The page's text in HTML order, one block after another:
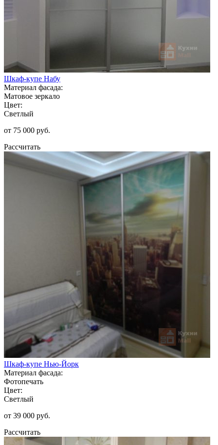
Шкаф-купе Набу
Материал фасада:
Матовое зеркало
Цвет:
Светлый
от 75 000 руб.
Рассчитать
Шкаф-купе Нью-Йорк
Материал фасада:
Фотопечать
Цвет:
Светлый
от 39 000 руб.
Рассчитать